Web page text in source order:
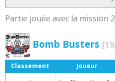
Partie jouée avec la mission
Bomb Busters
Classement Joueur